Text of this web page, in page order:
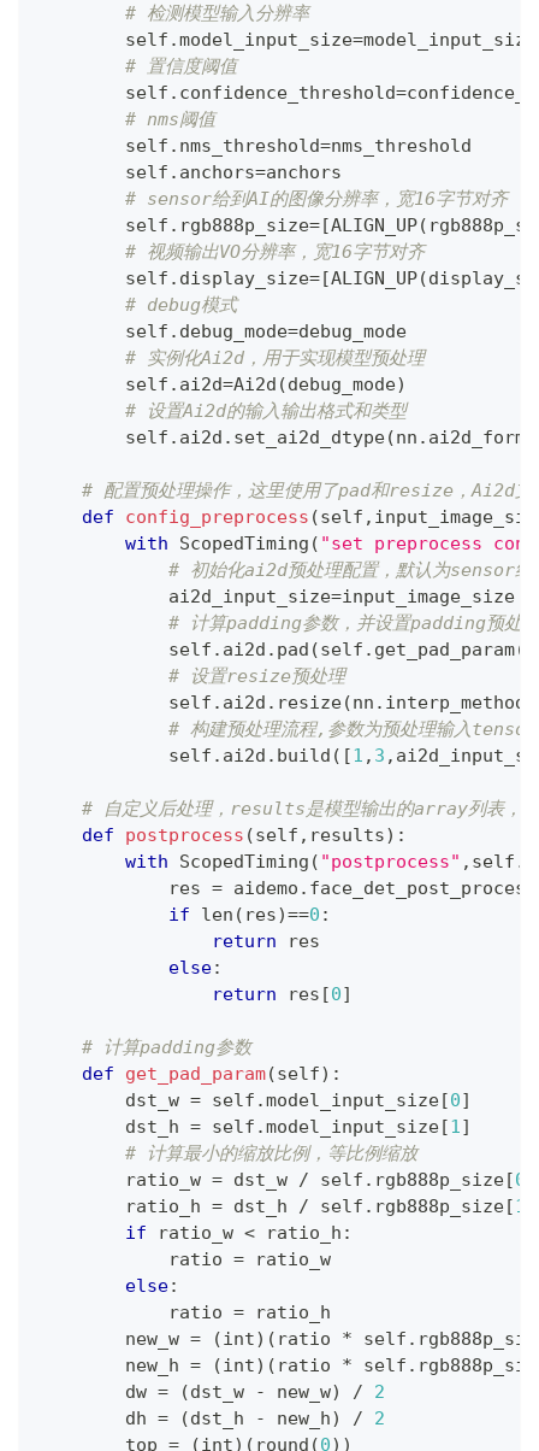
# 检测模型输入分辨率
        self
.model_input_size=model_input_size
# 置信度阈值
        self
. confidence_threshold=
# nms阈值
        self
. nms_threshold=nms_threshold
        self
. anchors=anchors
# sensor给到AI的图像分辨率，宽16字节对齐
        self
. rgb888p_size=[ALIGN_UP(
# 视频输出VO分辨率，宽16字节对齐
        self
. display_size=[ALIGN_UP(
# debug模式
        self
. debug_mode=debug_mode
# 实例化Ai2d，用于实现模型预处理
        self
. ai2d=Ai2d (debug_mode)
# 设置Ai2d的输入输出格式和类型
        self
. ai2d . set_ai2d_dtype(nn .
# 配置预处理操作，这里使用了pad和resize，
def
config_preprocess (self ,
with ScopedTiming ( "set preprocess
# 初始化ai2d预处理配置，默认为sensor
            ai2d_input_size
=input_image_size
# 计算padding参数，并设置padding预处理
            self
. ai2d . pad (self . get_pad_param(
# 设置resize预处理
            self
. ai2d . resize(nn . interp_method
# 构建预处理流程,参数为预处理输入
            self
. ai2d . build ( [1 , 3 ,
# 自定义后处理，results是模型输出的array列表，
def
postprocess (self , results) :
with ScopedTiming ( "postprocess" , self .
            res
= aidemo . face_det_post_process
if
len ( res)==0 :
return res
else:
return res [0]
# 计算padding参数
def
get_pad_param(self) :
        dst_w
= self .model_input_size[0]
        dst_h
= self .model_input_size[1]
# 计算最小的缩放比例，等比例缩放
        ratio_w
= dst_w / self . rgb888p_size[0
        ratio_h
= dst_h / self . rgb888p_size[1
if ratio_w < ratio_h :
            ratio
= ratio_w
else:
            ratio
= ratio_h
        new_w
= (int) ( ratio * self .
        new_h
= (int) ( ratio * self .
        dw
= (dst_w - new_w) /
2
        dh
= (dst_h - new_h) /
2
        top
= (int) ( round (0) )